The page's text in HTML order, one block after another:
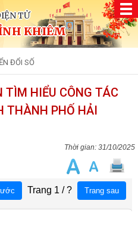
TỬ
KHIÊM
ĐỔI SỐ
TÌM HIỂU CÔNG TÁC
THÀNH PHỐ HẢI
31/10/2025